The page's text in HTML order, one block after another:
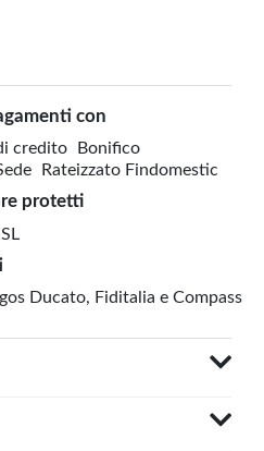
con
credito
Bonifico
Rateizzato Findomestic
protetti
Ducato, Fiditalia e Compass